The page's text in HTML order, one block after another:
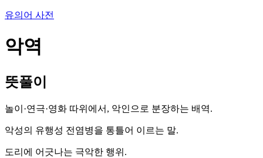
유의어 사전
악역
뜻풀이
놀이·연극·영화 따위에서, 악인으로 분장하는 배역.
악성의 유행성 전염병을 통틀어 이르는 말.
도리에 어긋나는 극악한 행위.